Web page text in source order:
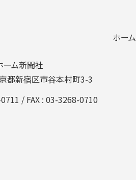
ム新聞社
都新宿区市谷本村町3-3
/ FAX : 03-3268-0710
ホーム